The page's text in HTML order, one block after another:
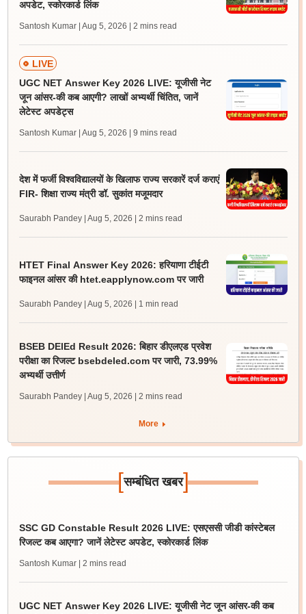
अपडेट, स्कोरकार्ड लिंक
Santosh Kumar | Aug 5, 2026 | 2 mins read
LIVE
UGC NET Answer Key 2026 LIVE: यूजीसी नेट
जून आंसर-की कब आएगी? लाखों अभ्यर्थी चिंतित, जानें
लेटेस्ट अपडेट्स
Santosh Kumar | Aug 5, 2026 | 9 mins read
देश में फर्जी विश्वविद्यालयों के खिलाफ राज्य सरकारें दर्ज कराएं
FIR- शिक्षा राज्य मंत्री डॉ. सुकांत मजूमदार
Saurabh Pandey | Aug 5, 2026 | 2 mins read
HTET Final Answer Key 2026: हरियाणा टीईटी
फाइनल आंसर की htet.eapplynow.com पर जारी
Saurabh Pandey | Aug 5, 2026 | 1 min read
BSEB DElEd Result 2026: बिहार डीएलएड प्रवेश
परीक्षा का रिजल्ट bsebdeled.com पर जारी, 73.99%
अभ्यर्थी उत्तीर्ण
Saurabh Pandey | Aug 5, 2026 | 2 mins read
More
[सम्बंधित खबर]
SSC GD Constable Result 2026 LIVE: एसएससी जीडी कांस्टेबल
रिजल्ट कब आएगा? जानें लेटेस्ट अपडेट, स्कोरकार्ड लिंक
Santosh Kumar | 2 mins read
UGC NET Answer Key 2026 LIVE: यूजीसी नेट जून आंसर-की कब